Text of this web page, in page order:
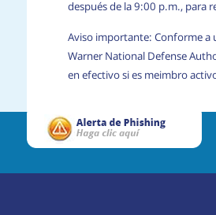
después de la 9:00 p.m., para
Aviso importante: Conforme a
Warner National Defense
en efectivo si es meimbro